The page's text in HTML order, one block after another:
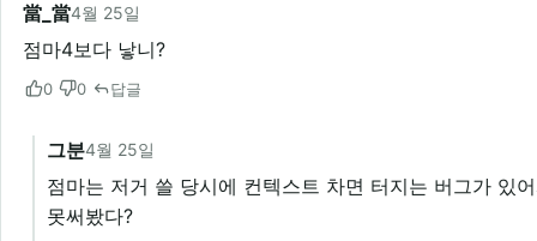
當_當4월 25일
점마4보다 낳니?
0 0 답글
그분4월 25일
점마는 저거 쓸 당시에 컨텍스트 차면 터지는 버그가 있
못써봤다?